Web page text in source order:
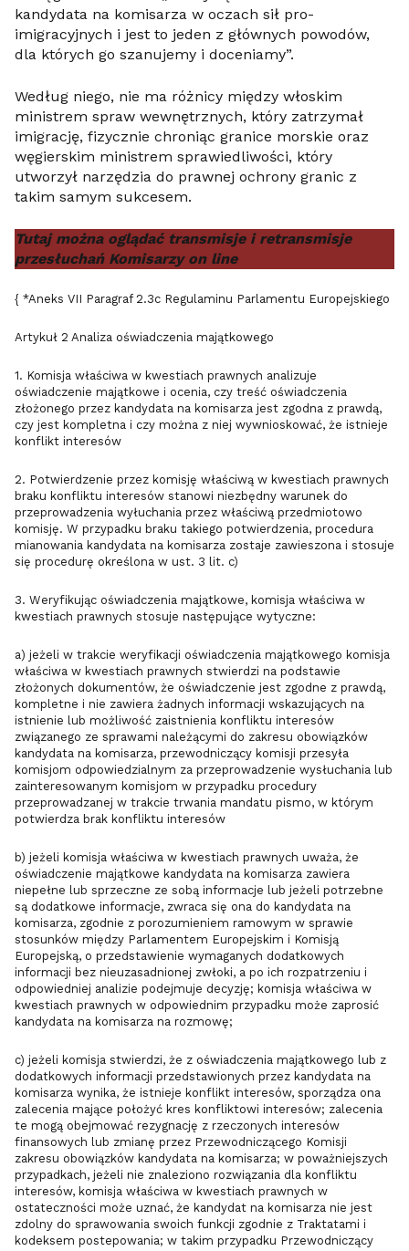
kandydata na komisarza w oczach sił pro-
imigracyjnych i jest to jeden z głównych powodów,
dla których go szanujemy i doceniamy”.
Według niego, nie ma różnicy między włoskim
ministrem spraw wewnętrznych, który zatrzymał
imigrację, fizycznie chroniąc granice morskie oraz
węgierskim ministrem sprawiedliwości, który
utworzył narzędzia do prawnej ochrony granic z
takim samym sukcesem.
Tutaj można oglądać transmisje i retransmisje
przesłuchań Komisarzyon line
{ *Aneks VII Paragraf 2.3c Regulaminu Parlamentu Europejskiego
Artykuł 2 Analiza oświadczenia majątkowego
1. Komisja właściwa w kwestiach prawnych analizuje
oświadczenie majątkowe i ocenia, czy treść oświadczenia
złożonego przez kandydata na komisarza jest zgodna z prawdą,
czy jest kompletna i czy można z niej wywnioskować, że istnieje
konflikt interesów
2. Potwierdzenie przez komisję właściwą w kwestiach prawnych
braku konfliktu interesów stanowi niezbędny warunek do
przeprowadzenia wyłuchania przez właściwą przedmiotowo
komisję. W przypadku braku takiego potwierdzenia, procedura
mianowania kandydata na komisarza zostaje zawieszona i stosuje
się procedurę określona w ust. 3 lit. c)
3. Weryfikując oświadczenia majątkowe, komisja właściwa w
kwestiach prawnych stosuje następujące wytyczne:
a) jeżeli w trakcie weryfikacji oświadczenia majątkowego komisja
właściwa w kwestiach prawnych stwierdzi na podstawie
złożonych dokumentów, że oświadczenie jest zgodne z prawdą,
kompletne i nie zawiera żadnych informacji wskazujących na
istnienie lub możliwość zaistnienia konfliktu interesów
związanego ze sprawami należącymi do zakresu obowiązków
kandydata na komisarza, przewodniczący komisji przesyła
komisjom odpowiedzialnym za przeprowadzenie wysłuchania lub
zainteresowanym komisjom w przypadku procedury
przeprowadzanej w trakcie trwania mandatu pismo, w którym
potwierdza brak konfliktu interesów
b) jeżeli komisja właściwa w kwestiach prawnych uważa, że
oświadczenie majątkowe kandydata na komisarza zawiera
niepełne lub sprzeczne ze sobą informacje lub jeżeli potrzebne
są dodatkowe informacje, zwraca się ona do kandydata na
komisarza, zgodnie z porozumieniem ramowym w sprawie
stosunków między Parlamentem Europejskim i Komisją
Europejską, o przedstawienie wymaganych dodatkowych
informacji bez nieuzasadnionej zwłoki, a po ich rozpatrzeniu i
odpowiedniej analizie podejmuje decyzję; komisja właściwa w
kwestiach prawnych w odpowiednim przypadku może zaprosić
kandydata na komisarza na rozmowę;
c) jeżeli komisja stwierdzi, że z oświadczenia majątkowego lub z
dodatkowych informacji przedstawionych przez kandydata na
komisarza wynika, że istnieje konflikt interesów, sporządza ona
zalecenia mające położyć kres konfliktowi interesów; zalecenia
te mogą obejmować rezygnację z rzeczonych interesów
finansowych lub zmianę przez Przewodniczącego Komisji
zakresu obowiązków kandydata na komisarza; w poważniejszych
przypadkach, jeżeli nie znaleziono rozwiązania dla konfliktu
interesów, komisja właściwa w kwestiach prawnych w
ostateczności może uznać, że kandydat na komisarza nie jest
zdolny do sprawowania swoich funkcji zgodnie z Traktatami i
kodeksem postepowania; w takim przypadku Przewodniczący